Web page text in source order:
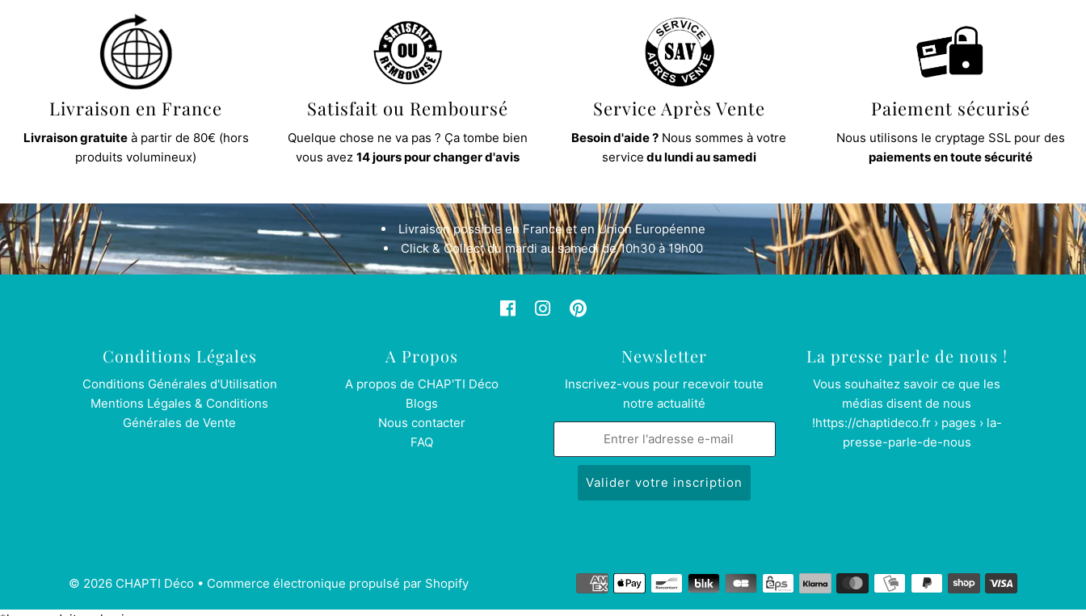
Livraison en France
Livraison gratuiteà partir de 80€ (hors
produits volumineux)
Satisfait ou Remboursé
Quelque chose ne va pas ? Ça tombe bien
vous avez 14 jours pour changer d'avis
Service Après Vente
Besoin d'aide ? Nous sommes à votre
service du lundi au samedi
Paiement sécurisé
Nous utilisons le cryptage SSL pour des
paiements en toute sécurité
Livraison possible en France et en Union Européenne
Click & Collect du mardi au samedi de 10h30 à 19h00
Conditions Légales
Conditions Générales d'Utilisation
Mentions Légales & Conditions
Générales de Vente
A Propos
A propos de CHAP'TI Déco
Blogs
Nous contacter
FAQ
Newsletter
Inscrivez-vous pour recevoir toute
notre actualité
La presse parle de nous !
Vous souhaitez savoir ce que les
médias disent de nous
!https://chaptideco.fr › pages › la-
presse-parle-de-nous
© 2026 CHAPTI Déco• Commerce électronique propulsé par Shopify